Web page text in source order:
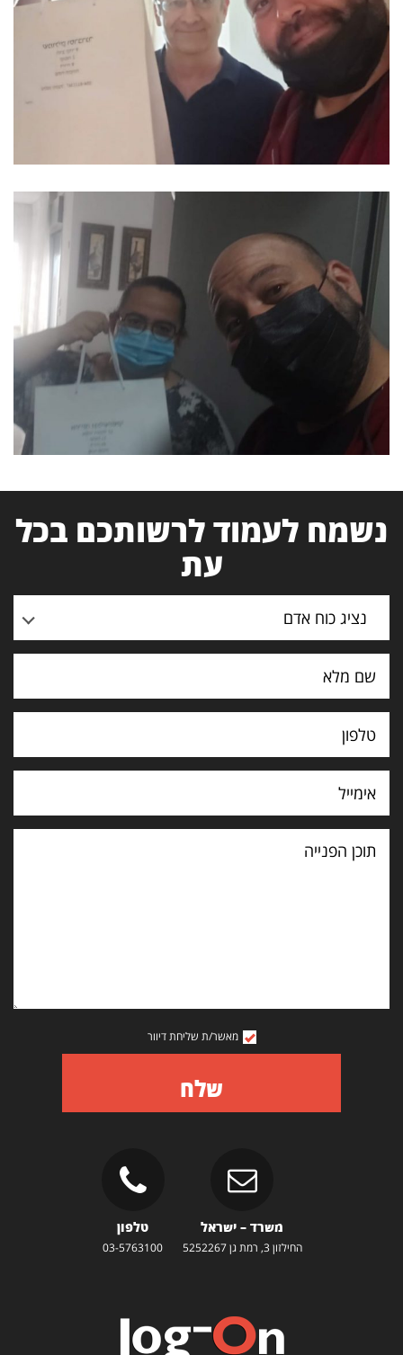
נשמח לעמוד לרשותכם בכל
עת
נציג כוח אדם
תוכן
הפנייה
מאשר/ת שליחת דיוור
שלח
משרד – ישראל
החילזון 3, רמת גן 5252267
טלפון
03-5763100